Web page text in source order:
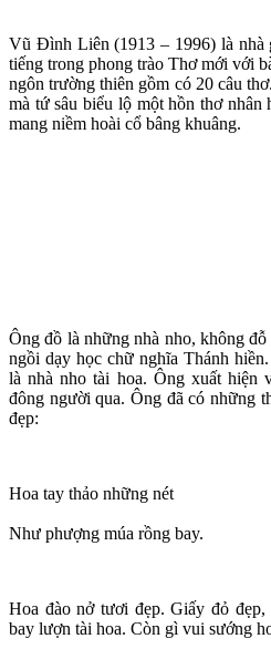
Vũ Đình Liên (1913 – 1996) là nhà
tiếng trong phong trào Thơ mới với
ngôn trường thiên gồm có 20 câu
mà tứ sâu biểu lộ một hồn thơ
mang niềm hoài cổ bâng khuâng.
Ông đồ là những nhà nho, không
ngồi dạy học chữ nghĩa Thánh
là nhà nho tài hoa. Ông xuất hiện
đông người qua. Ông đã có những
đẹp:
Hoa tay thảo những nét
Như phượng múa rồng bay.
Hoa đào nở tươi đẹp. Giấy đỏ
bay lượn tài hoa. Còn gì vui sướng